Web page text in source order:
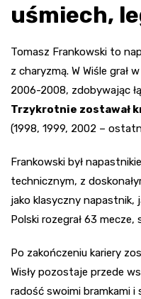
uśmiech,
Tomasz Frankowski to
z charyzmą. W Wiśle grał
2006-2008, zdobywając
Trzykrotnie zostawał
(1998, 1999, 2002 –
Frankowski był
technicznym, z
jako klasyczny napastnik,
Polski rozegrał 63 mecze,
Po zakończeniu kariery
Wisły pozostaje przede
radość swoimi bramkami i